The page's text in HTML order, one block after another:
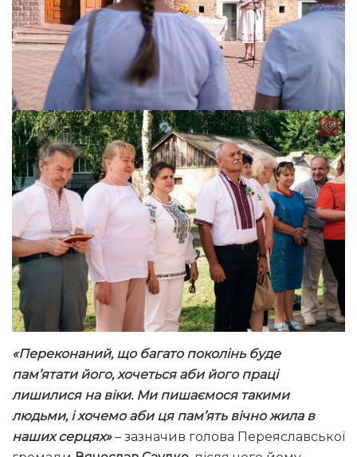
«Переконаний, що багато поколінь буде
пам’ятати його, хочеться аби його праці
лишилися на віки. Ми пишаємося такими
людьми, і хочемо аби ця пам’ять вічно жила в
наших серцях»– зазначив голова Переяславської